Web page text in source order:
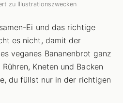
zu Illustrationszwecken
Ei und das richtige
es nicht, damit der
veganes Bananenbrot ganz
Kneten und Backen
du füllst nur in der richtigen